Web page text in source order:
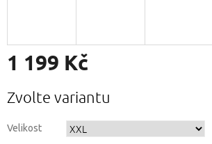
1 199 Kč
cena:
Zvolte variantu
Velikost